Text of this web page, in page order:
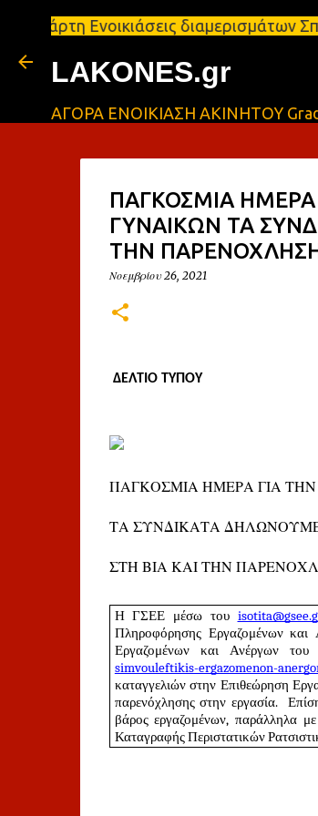
Ενοικιάσεις διαμερισμάτων
LAKONES.gr
ΑΓΟΡΑ ΕΝΟΙΚΙΑΣΗ ΑΚΙΝΗΤΟΥ
ΠΑΓΚΟΣΜΙΑ ΗΜΕΡΑ
ΓΥΝΑΙΚΩΝ ΤΑ
ΤΗΝ
Νοεμβρίου 26, 2021
ΔΕΛΤΙΟ ΤΥΠΟΥ
ΠΑΓΚΟΣΜΙΑ ΗΜΕΡΑ ΓΙΑ
ΤΑ ΣΥΝΔΙΚΑΤΑ
ΣΤΗ ΒΙΑ ΚΑΙ ΤΗΝ
Εν μέσω μιας παρατεταμένης
τα συνδικάτα καλούμαστε να
δικαιωμάτων και την
παρενόχλησης και βίας στην
Η στάση των συνδικάτων
αξιοπρέπειας του ανθρώπου
Η ΓΣΕΕ μέσω του
Πληροφόρησης Εργαζομένων
Εργαζομένων και Ανέργων
simvouleftikis-ergazomenon-
καταγγελιών στην Επιθεώρηση
παρενόχλησης στην εργασία.
βάρος εργαζομένων, παράλληλα με
Καταγραφής Περιστατικών